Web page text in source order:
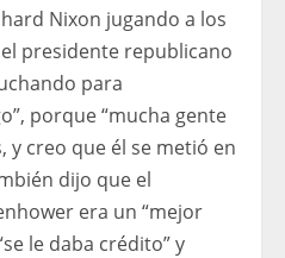
Nixon jugando a los
presidente republicano
para
porque “mucha gente
y creo que él se metió en
dijo que el
era un “mejor
le daba crédito” y